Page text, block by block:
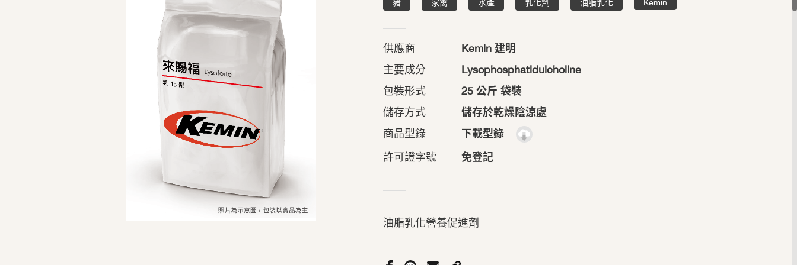
豬 家禽 水產 乳化劑 油脂乳化 Kemin
供應商
Kemin 建明
主要成分
Lysophosphatiduicholine
包裝形式
25 公斤 袋裝
儲存方式
儲存於乾燥陰涼處
商品型錄
下載型錄
許可證字號
免登記
油脂乳化營養促進劑